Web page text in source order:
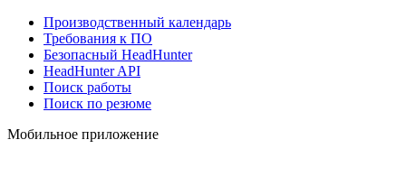
Производственный календарь
Требования к ПО
Безопасный HeadHunter
HeadHunter API
Поиск работы
Поиск по резюме
Мобильное приложение